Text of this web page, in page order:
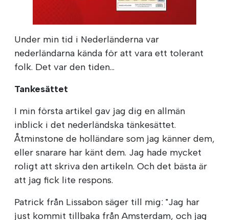
Under min tid i Nederländerna var
nederländarna kända för att vara ett tolerant
folk. Det var den tiden...
Tankesättet
I min första artikel gav jag dig en allmän
inblick i det nederländska tänkesättet.
Åtminstone de holländare som jag känner dem,
eller snarare har känt dem. Jag hade mycket
roligt att skriva den artikeln. Och det bästa är
att jag fick lite respons.
Patrick från Lissabon säger till mig: "Jag har
just kommit tillbaka från Amsterdam, och jag